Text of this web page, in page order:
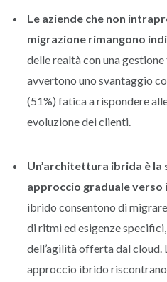
Le aziende che non
migrazione rimangono
delle realtà con una
avvertono uno svantaggio
(51%) fatica a rispondere
evoluzione dei clienti.
Un’architettura ibrida è la
approccio graduale verso
ibrido consentono di
di ritmi ed esigenze
dell’agilità offerta dal cloud.
approccio ibrido